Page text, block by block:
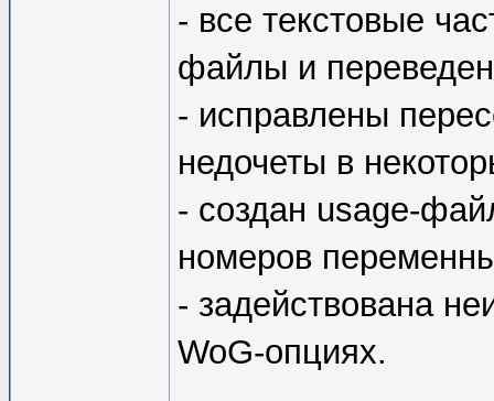
- все текстовые
файлы и
- исправлены
недочеты в
- создан usage-
номеров
- задействована
WoG-опциях.